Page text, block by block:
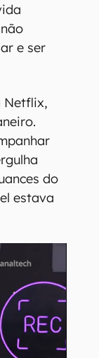
e ser
Netflix,
do
estava